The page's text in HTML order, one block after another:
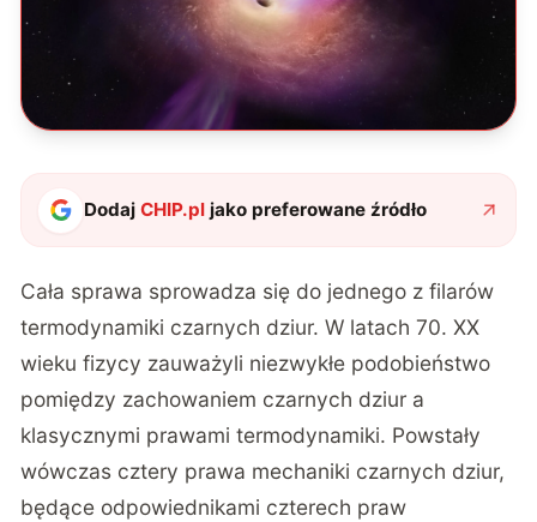
DodajCHIP.pl jako preferowane źródło
Cała sprawa sprowadza się do jednego z filarów
termodynamiki czarnych dziur. W latach 70. XX
wieku fizycy zauważyli niezwykłe podobieństwo
pomiędzy zachowaniem czarnych dziur a
klasycznymi prawami termodynamiki. Powstały
wówczas cztery prawa mechaniki czarnych dziur,
będące odpowiednikami czterech praw